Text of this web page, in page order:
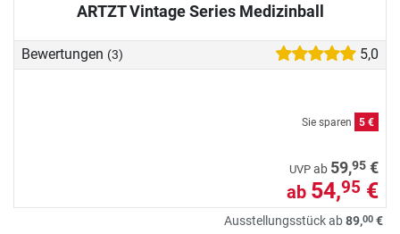
ARTZT Vintage Series Medizinball
Bewertungen (3) 5,0
Sie sparen 5 €
UVP ab 59,95 €
ab 54,95 €
Ausstellungsstück ab89,00 €